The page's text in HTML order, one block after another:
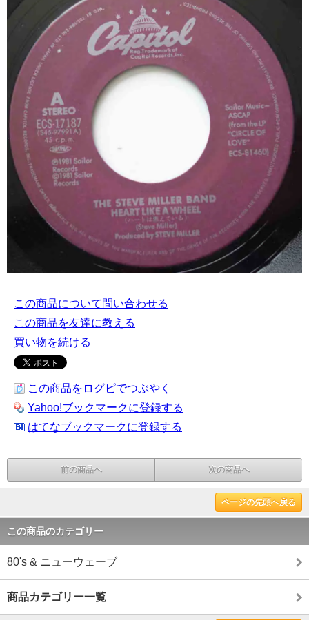
この商品について問い合わせる
この商品を友達に教える
買い物を続ける
この商品をログピでつぶやく
Yahoo!ブックマークに登録する
はてなブックマークに登録する
前の商品へ 次の商品へ
ページの先頭へ戻る
この商品のカテゴリー
80's & ニューウェーブ
商品カテゴリー一覧